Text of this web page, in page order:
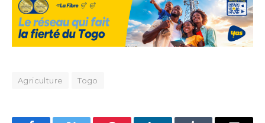
Agriculture Togo